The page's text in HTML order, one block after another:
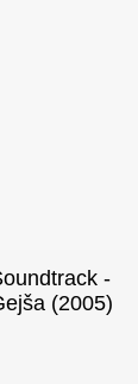
-
(2005)